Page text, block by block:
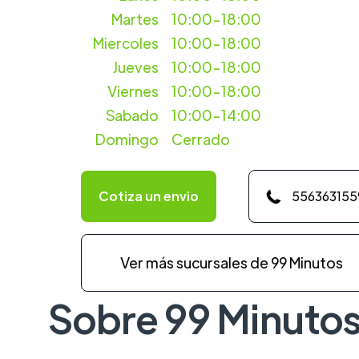
Martes
Miercoles
10:00-18:00
10:00-18:00
Jueves
10:00-18:00
Viernes
10:00-18:00
Sabado
10:00-14:00
Domingo
Cerrado
Cotiza un envio
Ver más sucursales de 99 Minutos
Sobre 99